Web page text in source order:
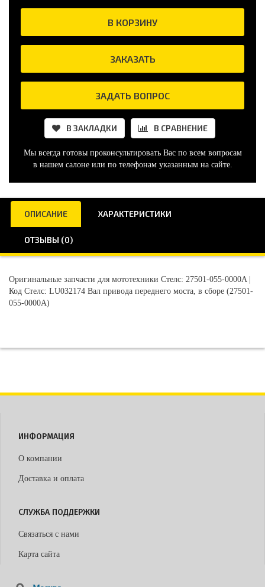
В КОРЗИНУ
ЗАКАЗАТЬ
ЗАДАТЬ ВОПРОС
В ЗАКЛАДКИ В СРАВНЕНИЕ
Мы всегда готовы проконсультировать Вас по всем вопросам
в нашем салоне или по телефонам указанным на сайте.
ОПИСАНИЕ ХАРАКТЕРИСТИКИ
ОТЗЫВЫ (0)
Оригинальные запчасти для мототехники Стелс: 27501-055-0000A |
Код Стелс: LU032174 Вал привода переднего моста, в сборе (27501-
055-0000A)
ИНФОРМАЦИЯ
О компании
Доставка и оплата
СЛУЖБА ПОДДЕРЖКИ
Связаться с нами
Карта сайта